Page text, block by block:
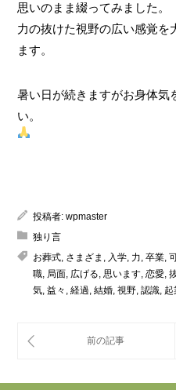
思いのまま綴ってみました。
力の抜けた視野の広い感覚を
ます。
暑い日が続きますがお身体気
い。
投稿者: wpmaster
独り言
お葬式, さまざま , 入学, 力, 卒業,
職, 局面, 広げる, 思います, 恋愛,
気, 益々 , 経過, 結婚, 視野, 認識, 起